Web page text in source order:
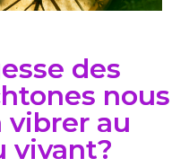
des
nous
vibrer au
vivant?